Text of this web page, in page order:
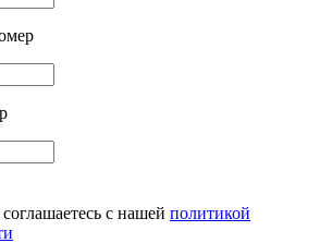
с нашей политикой